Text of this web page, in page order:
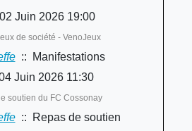
Juin 2026 19:00
de société - VenoJeux
:: Manifestations
Juin 2026 11:30
soutien du FC Cossonay
:: Repas de soutien